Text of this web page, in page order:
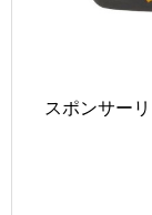
スポンサー